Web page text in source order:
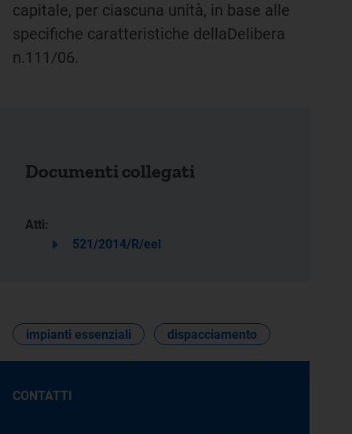
capitale, per ciascuna unità, in base alle
specifiche caratteristiche dellaDelibera
n.111/06.
Documenti collegati
Atti:
521/2014/R/eel
impianti essenziali dispacciamento
CONTATTI